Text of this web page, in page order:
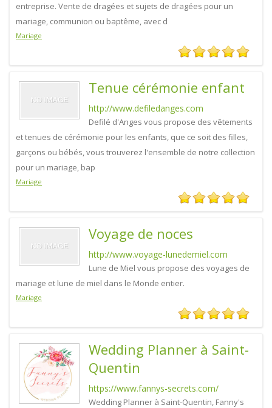
entreprise. Vente de dragées et sujets de dragées pour un
mariage, communion ou baptême, avec d
Mariage
Tenue cérémonie enfant
http://www.defiledanges.com
Defilé d'Anges vous propose des vêtements
et tenues de cérémonie pour les enfants, que ce soit des filles,
garçons ou bébés, vous trouverez l'ensemble de notre collection
pour un mariage, bap
Mariage
Voyage de noces
http://www.voyage-lunedemiel.com
Lune de Miel vous propose des voyages de
mariage et lune de miel dans le Monde entier.
Mariage
Wedding Planner à Saint-
Quentin
https://www.fannys-secrets.com/
Wedding Planner à Saint-Quentin, Fanny's